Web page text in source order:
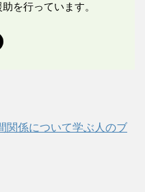
を行っています。
関係について学ぶ人のブ